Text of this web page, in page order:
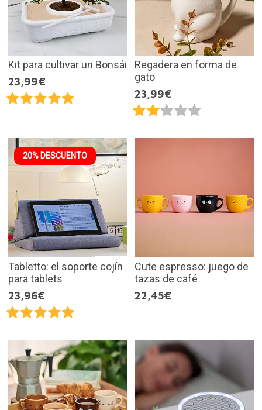
Kit para cultivar un Bonsái
23,99€
Regadera en forma de
gato
23,99€
20% DESCUENTO
Tabletto: el soporte cojín
para tablets
23,96€
Cute espresso: juego de
tazas de café
22,45€